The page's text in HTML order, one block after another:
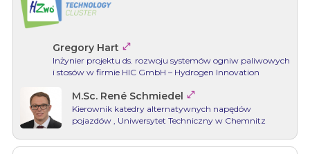
Gregory Hart 
Inżynier projektu ds. rozwoju systemów ogniw paliwowych
i stosów w firmie HIC GmbH – Hydrogen Innovation
M.Sc. René Schmiedel 
Kierownik katedry alternatywnych napędów
pojazdów
, Uniwersytet Techniczny w Chemnitz